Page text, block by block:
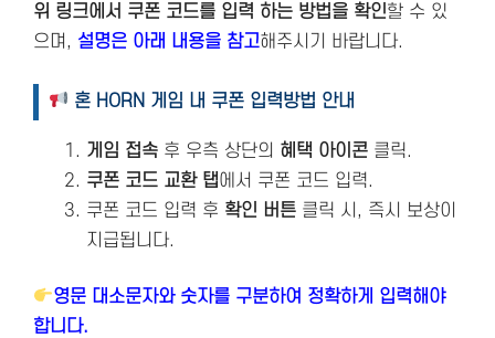
위 링크에서 쿠폰 코드를 입력 하는 방법을 확인할 수 있
으며, 설명은 아래 내용을 참고해주시기 바랍니다.
혼 HORN 게임 내 쿠폰 입력방법 안내
게임 접속 후 우측 상단의 혜택 아이콘 클릭.
쿠폰 코드 교환 탭에서 쿠폰 코드 입력.
쿠폰 코드 입력 후 확인 버튼 클릭 시, 즉시 보상이
지급됩니다.
영문 대소문자와 숫자를 구분하여 정확하게 입력해야
합니다.